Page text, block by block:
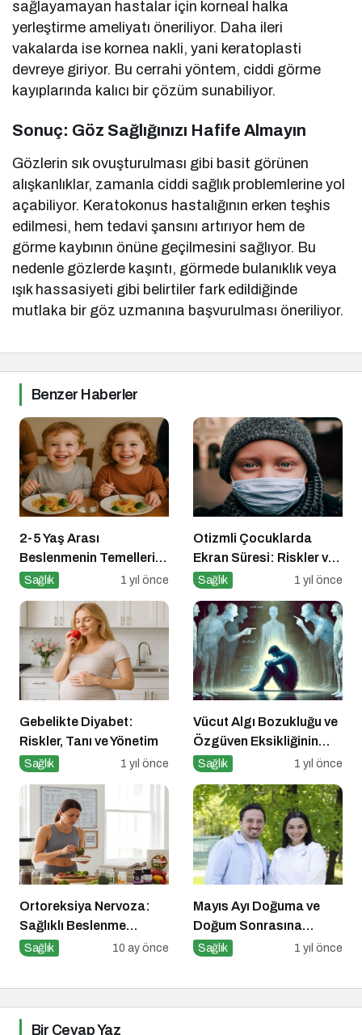
sağlayamayan hastalar için korneal halka
yerleştirme ameliyatı öneriliyor. Daha ileri
vakalarda ise kornea nakli, yani keratoplasti
devreye giriyor. Bu cerrahi yöntem, ciddi görme
kayıplarında kalıcı bir çözüm sunabiliyor.
Sonuç: Göz Sağlığınızı Hafife Almayın
Gözlerin sık ovuşturulması gibi basit görünen
alışkanlıklar, zamanla ciddi sağlık problemlerine yol
açabiliyor. Keratokonus hastalığının erken teşhis
edilmesi, hem tedavi şansını artırıyor hem de
görme kaybının önüne geçilmesini sağlıyor. Bu
nedenle gözlerde kaşıntı, görmede bulanıklık veya
ışık hassasiyeti gibi belirtiler fark edildiğinde
mutlaka bir göz uzmanına başvurulması öneriliyor.
Benzer Haberler
2-5 Yaş Arası
Beslenmenin Temelleri:
Okul Öncesi Dönemde
Sağlık 1 yıl önce
Otizmli Çocuklarda
Ekran Süresi: Riskler ve
Öneriler
Sağlık 1 yıl önce
Gebelikte Diyabet:
Riskler, Tanı ve Yönetim
Sağlık 1 yıl önce
Vücut Algı Bozukluğu ve
Özgüven Eksikliğinin
Görünmeyen Kökleri
Sağlık 1 yıl önce
Ortoreksiya Nervoza:
Sağlıklı Beslenme
Takıntısı
Sağlık 10 ay önce
Mayıs Ayı Doğuma ve
Doğum Sonrasına
Hazırlık Atölyesi
Sağlık 1 yıl önce
Bir Cevap Yaz